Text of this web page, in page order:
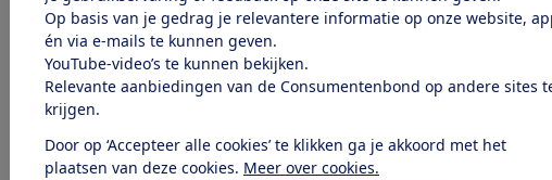
Op basis van je gedrag je relevantere informatie op onze website,
én via e-mails te kunnen geven.
YouTube-video’s te kunnen bekijken.
Relevante aanbiedingen van de Consumentenbond op andere sites
krijgen.
Door op ‘Accepteer alle cookies’ te klikken ga je akkoord met het
plaatsen van deze cookies. Meer over cookies.
Word lid
Al lid? Log in